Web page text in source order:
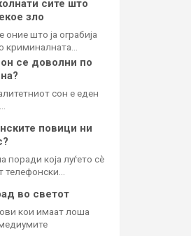
сите што
зло
оние што ја ограбија
криминалната…
се доволни по
сон е еден
повици ни
поради која луѓето сè
телефонски…
во светот
кои имаат лоша